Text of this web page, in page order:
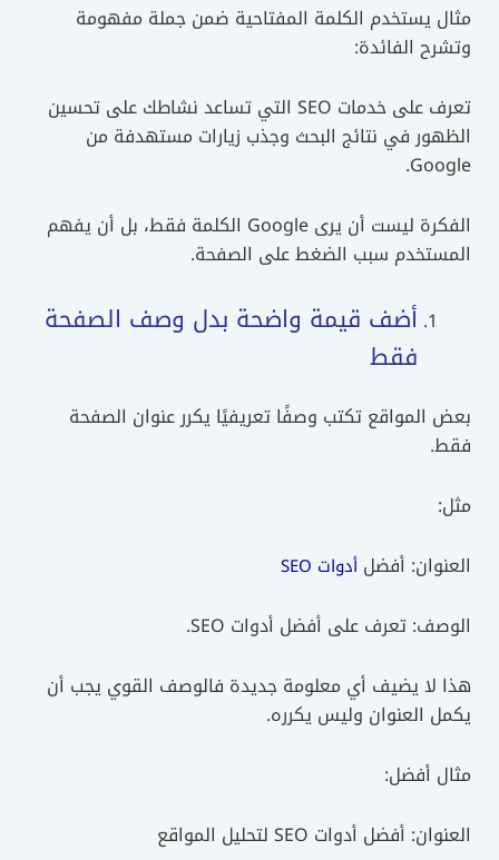
مثال يستخدم الكلمة المفتاحية ضمن جملة مفهومة
وتشرح الفائدة:
تعرف على خدمات SEO التي تساعد نشاطك على تحسين
الظهور في نتائج البحث وجذب زيارات مستهدفة من
Google.
الفكرة ليست أن يرى Google الكلمة فقط، بل أن يفهم
المستخدم سبب الضغط على الصفحة.
أضف قيمة واضحة بدل وصف الصفحة
فقط
بعض المواقع تكتب وصفًا تعريفيًا يكرر عنوان الصفحة
فقط.
مثل:
العنوان: أفضل أدوات SEO
الوصف: تعرف على أفضل أدوات SEO.
هذا لا يضيف أي معلومة جديدة فالوصف القوي يجب أن
يكمل العنوان وليس يكرره.
مثال أفضل:
العنوان: أفضل أدوات SEO لتحليل المواقع